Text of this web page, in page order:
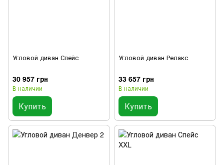
Угловой диван Спейс
30 957 грн
В наличии
Купить
Угловой диван Релакс
33 657 грн
В наличии
Купить